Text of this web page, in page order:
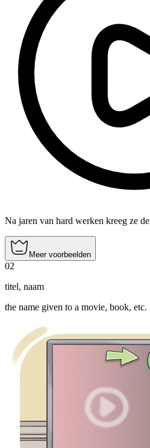
Na jaren van hard werken kreeg ze de
Meer voorbeelden
02
titel, naam
the name given to a movie, book, etc.